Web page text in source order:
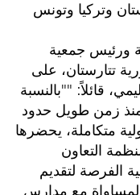
وتركيا وتونس
ورئيس جمعية
تتارستان، على
قائلاً: ""بالنسبة
منذ زمن طويل حدود
متكاملة، يحضرها
التعاون
الفرصة لتقديم
مع مدارس